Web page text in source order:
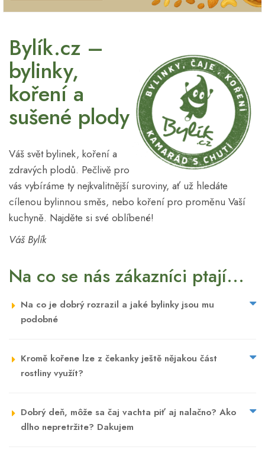
Bylík.cz –
bylinky,
koření a
sušené plody
Váš svět bylinek, koření a
zdravých plodů. Pečlivě pro
vás vybíráme ty nejkvalitnější suroviny, ať už hledáte
cílenou bylinnou směs, nebo koření pro proměnu Vaší
kuchyně. Najděte si své oblíbené!
Váš Bylík
Na co se nás zákazníci ptají...
Na co je dobrý rozrazil a jaké bylinky jsou mu
podobné
Kromě kořene lze z čekanky ještě nějakou část
rostliny využít?
Dobrý deň, môže sa čaj vachta piť aj nalačno? Ako
dlho nepretržite? Dakujem